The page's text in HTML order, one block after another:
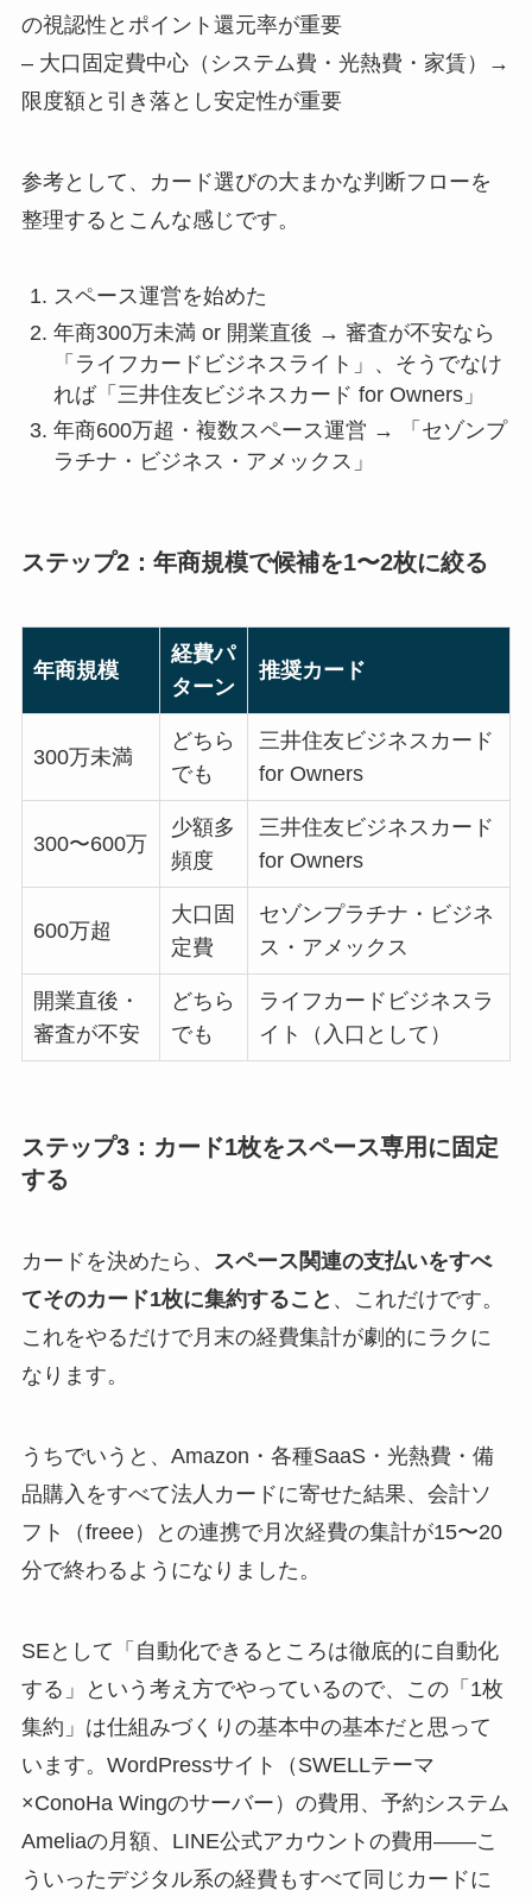
の視認性とポイント還元率が重要
– 大口固定費中心（システム費・光熱費・家賃）→
限度額と引き落とし安定性が重要
参考として、カード選びの大まかな判断フローを
整理するとこんな感じです。
スペース運営を始めた
年商300万未満 or 開業直後 → 審査が不安なら
「ライフカードビジネスライト」、そうでなけ
れば「三井住友ビジネスカード for Owners」
年商600万超・複数スペース運営 → 「セゾンプ
ラチナ・ビジネス・アメックス」
ステップ2：年商規模で候補を1〜2枚に絞る
年商規模
経費パ
ターン
推奨カード
300万未満
どちら
でも
三井住友ビジネスカード
for Owners
300〜600万
少額多
頻度
三井住友ビジネスカード
for Owners
600万超
大口固
定費
セゾンプラチナ・ビジネ
ス・アメックス
開業直後・
審査が不安
どちら
でも
ライフカードビジネスラ
イト（入口として）
ステップ3：カード1枚をスペース専用に固定
する
カードを決めたら、 スペース関連の支払いをすべ
てそのカード1枚に集約すること 、これだけです。
これをやるだけで月末の経費集計が劇的にラクに
なります。
うちでいうと、Amazon・各種SaaS・光熱費・備
品購入をすべて法人カードに寄せた結果、会計ソ
フト（freee）との連携で月次経費の集計が15〜20
分で終わるようになりました。
SEとして「自動化できるところは徹底的に自動化
する」という考え方でやっているので、この「1枚
集約」は仕組みづくりの基本中の基本だと思って
います。WordPressサイト（SWELLテーマ
×ConoHa Wingのサーバー）の費用、予約システム
Ameliaの月額、LINE公式アカウントの費用——こ
ういったデジタル系の経費もすべて同じカードに